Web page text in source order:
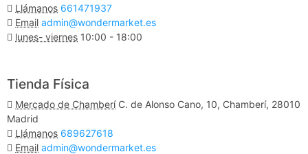
Llámanos 661471937
Email admin@wondermarket.es
lunes- viernes 10:00 - 18:00
Tienda Física
Mercado de Chamberí C. de Alonso Cano, 10, Chamberí, 28010
Madrid
Llámanos 689627618
Email admin@wondermarket.es